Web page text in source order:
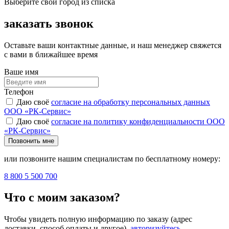
заказать звонок
Оставьте ваши контактные данные, и наш менеджер свяжется
с вами в ближайшее время
Ваше имя
Телефон
Даю своё согласие на обработку персональных данных
ООО «РК-Сервис»
Даю своё согласие на политику конфиденциальности ООО
«РК-Сервис»
Позвонить мне
или позвоните нашим специалистам по бесплатному номеру:
8 800 5 500 700
Что с моим заказом?
Чтобы увидеть полную информацию по заказу (адрес